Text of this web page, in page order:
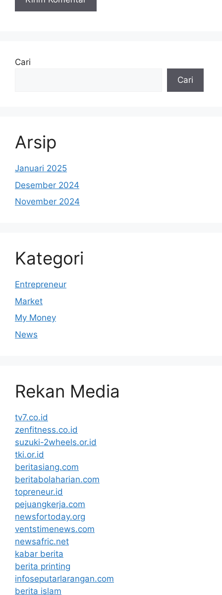
Cari
Cari
Arsip
Januari 2025
Desember 2024
November 2024
Kategori
Entrepreneur
Market
My Money
News
Rekan Media
tv7.co.id
zenfitness.co.id
suzuki-2wheels.or.id
tki.or.id
beritasiang.com
beritabolaharian.com
topreneur.id
pejuangkerja.com
newsfortoday.org
ventstimenews.com
newsafric.net
kabar berita
berita printing
infoseputarlarangan.com
berita islam